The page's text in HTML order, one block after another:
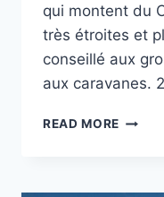
qui montent du
très étroites et
conseillé aux
aux caravanes.
READ MORE COL